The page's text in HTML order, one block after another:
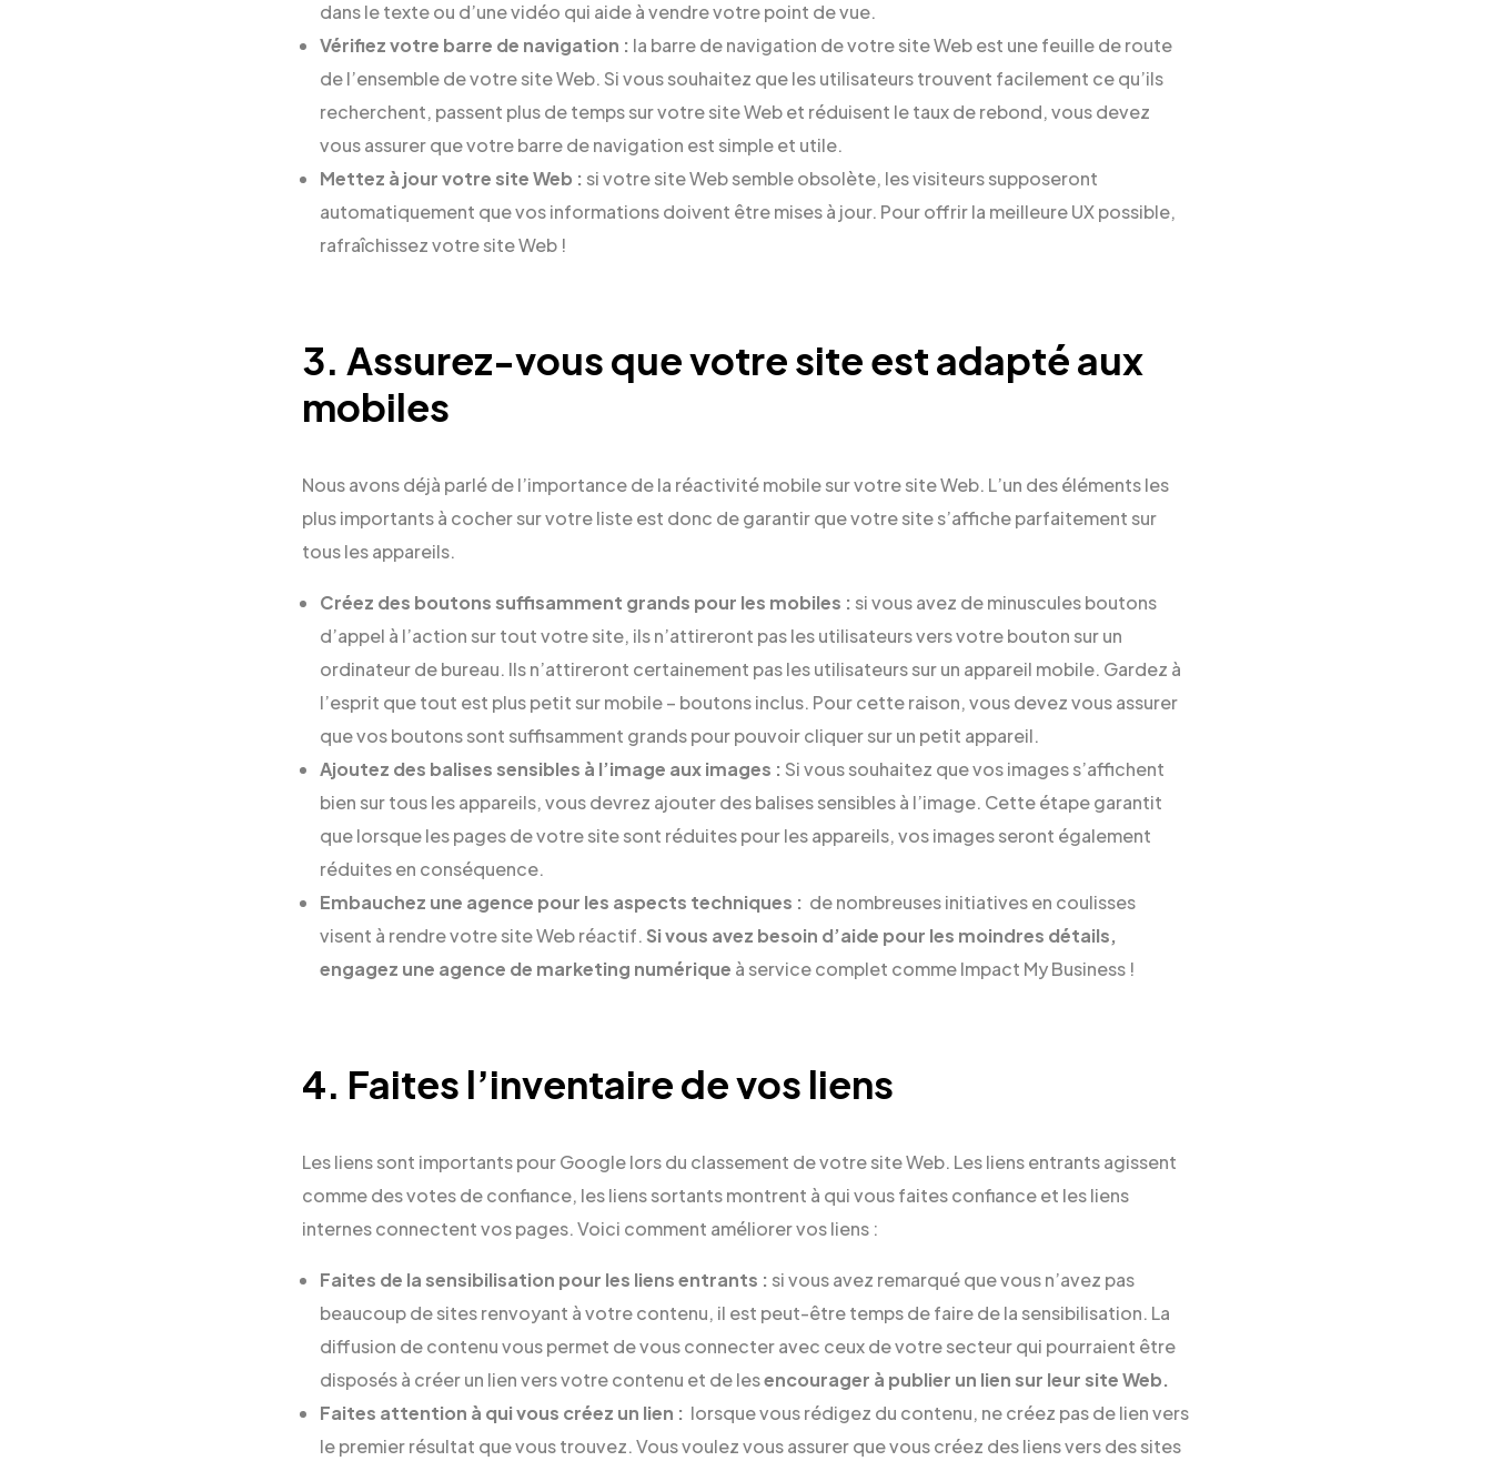
dans le texte ou d’une vidéo qui aide à vendre votre point de vue.
Vérifiez votre barre de navigation : la barre de navigation de votre site Web est une feuille de route
de l’ensemble de votre site Web. Si vous souhaitez que les utilisateurs trouvent facilement ce qu’ils
recherchent, passent plus de temps sur votre site Web et réduisent le taux de rebond, vous devez
vous assurer que votre barre de navigation est simple et utile.
Mettez à jour votre site Web : si votre site Web semble obsolète, les visiteurs supposeront
automatiquement que vos informations doivent être mises à jour. Pour offrir la meilleure UX possible,
rafraîchissez votre site Web !
3. Assurez-vous que votre site est adapté aux
mobiles
Nous avons déjà parlé de l’importance de la réactivité mobile sur votre site Web. L’un des éléments les
plus importants à cocher sur votre liste est donc de garantir que votre site s’affiche parfaitement sur
tous les appareils.
Créez des boutons suffisamment grands pour les mobiles : si vous avez de minuscules boutons
d’appel à l’action sur tout votre site, ils n’attireront pas les utilisateurs vers votre bouton sur un
ordinateur de bureau. Ils n’attireront certainement pas les utilisateurs sur un appareil mobile. Gardez à
l’esprit que tout est plus petit sur mobile – boutons inclus. Pour cette raison, vous devez vous assurer
que vos boutons sont suffisamment grands pour pouvoir cliquer sur un petit appareil.
Ajoutez des balises sensibles à l’image aux images : Si vous souhaitez que vos images s’affichent
bien sur tous les appareils, vous devrez ajouter des balises sensibles à l’image. Cette étape garantit
que lorsque les pages de votre site sont réduites pour les appareils, vos images seront également
réduites en conséquence.
Embauchez une agence pour les aspects techniques : de nombreuses initiatives en coulisses
visent à rendre votre site Web réactif. Si vous avez besoin d’aide pour les moindres détails,
engagez une agence de marketing numérique à service complet comme Impact My Business !
4. Faites l’inventaire de vos liens
Les liens sont importants pour Google lors du classement de votre site Web. Les liens entrants agissent
comme des votes de confiance, les liens sortants montrent à qui vous faites confiance et les liens
internes connectent vos pages. Voici comment améliorer vos liens :
Faites de la sensibilisation pour les liens entrants : si vous avez remarqué que vous n’avez pas
beaucoup de sites renvoyant à votre contenu, il est peut-être temps de faire de la sensibilisation. La
diffusion de contenu vous permet de vous connecter avec ceux de votre secteur qui pourraient être
disposés à créer un lien vers votre contenu et de lesencourager à publier un lien sur leur site Web.
Faites attention à qui vous créez un lien : lorsque vous rédigez du contenu, ne créez pas de lien vers
le premier résultat que vous trouvez. Vous voulez vous assurer que vous créez des liens vers des sites